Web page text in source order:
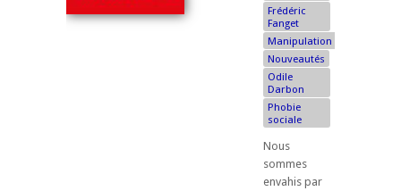
Frédéric
Fanget
Manipulation
Nouveautés
Odile
Darbon
Phobie
sociale
Nous
sommes
envahis par